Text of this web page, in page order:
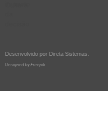
Desenvolvido por Direta Sistemas
Designed by Freepik